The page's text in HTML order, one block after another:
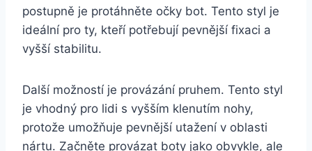
postupně je protáhněte očky bot. Tento styl je
ideální pro‌ ty, kteří potřebují⁣ pevnější fixaci a
vyšší stabilitu.
Další možností je provázání pruhem. Tento styl
je vhodný pro lidi s⁤ vyšším klenutím⁣ nohy,
protože umožňuje pevnější utažení v oblasti
nártu. Začněte provázat boty jako obvykle, ale